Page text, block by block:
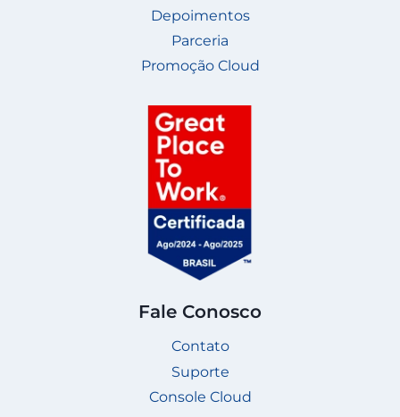
Depoimentos
Parceria
Promoção Cloud
Fale Conosco
Contato
Suporte
Console Cloud